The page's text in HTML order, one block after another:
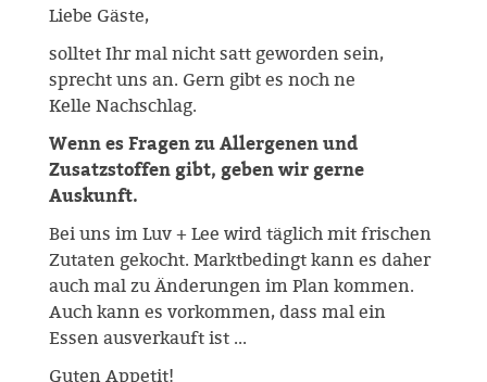
Liebe Gäste,
solltet Ihr mal nicht satt geworden sein,
sprecht uns an. Gern gibt es noch ne
Kelle Nachschlag.
Wenn es Fragen zu Allergenen und
Zusatzstoffen gibt, geben wir gerne
Auskunft.
Bei uns im Luv + Lee wird täglich mit frischen
Zutaten gekocht. Marktbedingt kann es daher
auch mal zu Änderungen im Plan kommen.
Auch kann es vorkommen, dass mal ein
Essen ausverkauft ist ...
Guten Appetit!